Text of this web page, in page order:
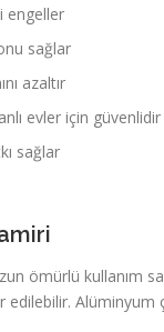
engeller
sağlar
azaltır
evler için güvenlidir
sağlar
ömürlü kullanım
Alüminyum